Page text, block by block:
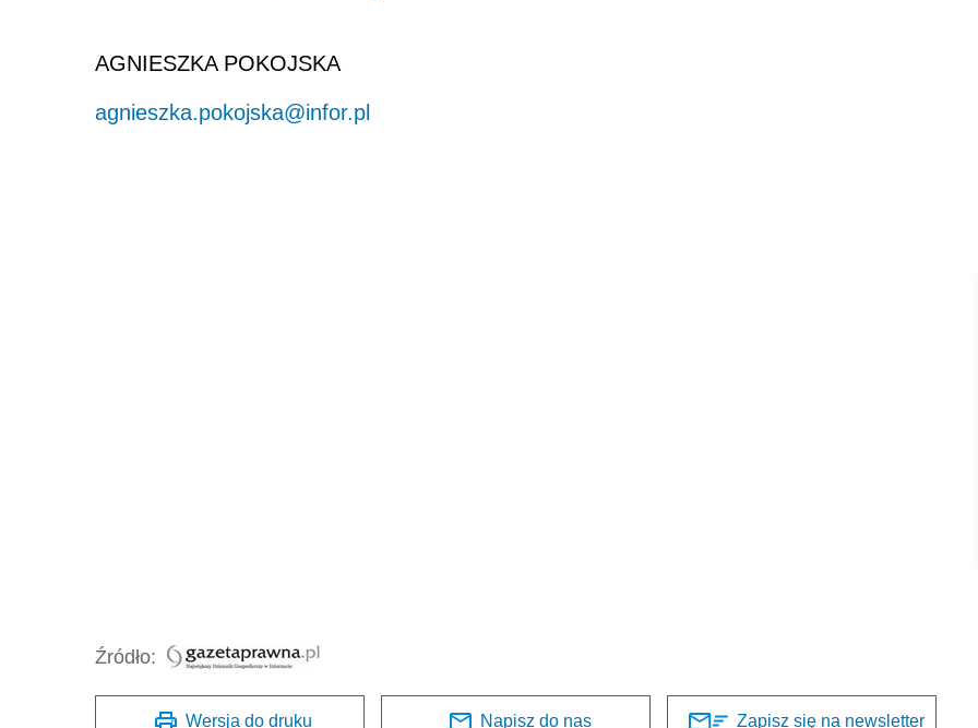
AGNIESZKA POKOJSKA
agnieszka.pokojska@infor.pl
Źródło:
Wersja do druku Napisz do nas Zapisz się na newsletter